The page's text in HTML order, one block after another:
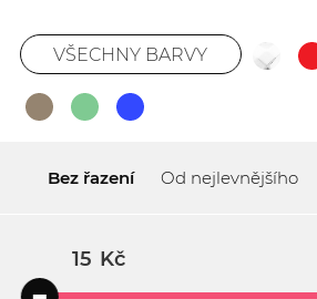
VŠECHNY BARVY
Bez řazení Od nejlevnějšího
Kč